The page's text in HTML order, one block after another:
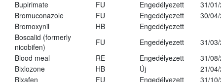
Bupirimate
FU Engedélyezett
31/
Bromuconazole
FU Engedélyezett
30/
Bromoxynil
HB
Engedélyezett
Boscalid (formerly
nicobifen)
FU Engedélyezett
31/
Blood meal
RE Engedélyezett
31/
Bixlozone
HB Új
21/
Bixafen
FU Engedélyezett
31/